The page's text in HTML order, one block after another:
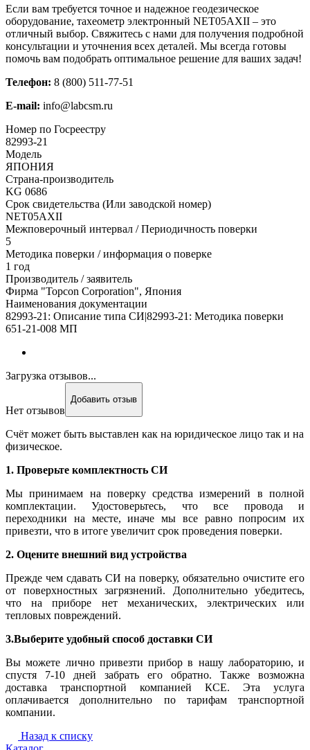
Если вам требуется точное и надежное геодезическое
оборудование, тахеометр электронный NET05AXII – это
отличный выбор. Свяжитесь с нами для получения подробной
консультации и уточнения всех деталей. Мы всегда готовы
помочь вам подобрать оптимальное решение для ваших задач!
Телефон: 8 (800) 511-77-51
E-mail: info@labcsm.ru
Номер по Госреестру
82993-21
Модель
ЯПОНИЯ
Страна-производитель
KG 0686
Срок свидетельства (Или заводской номер)
NET05АХII
Межповерочный интервал / Периодичность поверки
5
Методика поверки / информация о поверке
1 год
Производитель / заявитель
Фирма "Topcon Corporation", Япония
Наименования документации
82993-21: Описание типа СИ|82993-21: Методика поверки
651-21-008 МП
Загрузка отзывов...
Нет отзывов
Добавить отзыв
Счёт может быть выставлен как на юридическое лицо так и на
физическое.
1. Проверьте комплектность СИ
Мы принимаем на поверку средства измерений в полной
комплектации. Удостоверьтесь, что все провода и
переходники на месте, иначе мы все равно попросим их
привезти, что в итоге увеличит срок проведения поверки.
2. Оцените внешний вид устройства
Прежде чем сдавать СИ на поверку, обязательно очистите его
от поверхностных загрязнений. Дополнительно убедитесь,
что на приборе нет механических, электрических или
тепловых повреждений.
3.Выберите удобный способ доставки СИ
Вы можете лично привезти прибор в нашу лабораторию, и
спустя 7-10 дней забрать его обратно. Также возможна
доставка транспортной компанией КСЕ. Эта услуга
оплачивается дополнительно по тарифам транспортной
компании.
Назад к списку